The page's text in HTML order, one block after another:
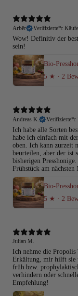
Arbër
Verifizierte*r
Wow! Definitiv der
sein!
5 ★ · 2
Andreas K.
Verifizierte*r
Ich habe alle Sorten
habe ich einfach mit
oben. Ich kann zurzeit
beurteilen, aber der ist
bisherigen
Frühstück am nächsten
5 ★ · 2
Julian M.
Ich nehme die Propolis
Erkältung, mir hilft sie
früh bzw.
verhindern oder
Empfehlung!